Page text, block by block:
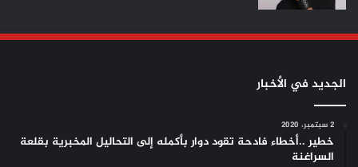
الجديد في الأخبار
2 سبتمبر، 2020
خطير ..أخطاء فادحة تقود دوار بأكمله إلى التحاليل المخبرية بقلعة
السراغنة